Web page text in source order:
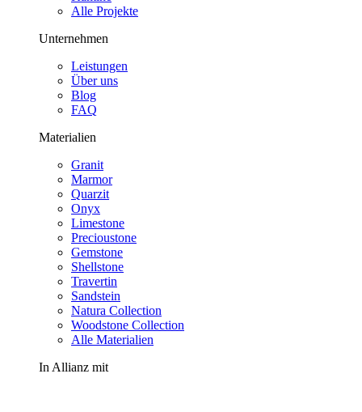
Alle Projekte
Unternehmen
Leistungen
Über uns
Blog
FAQ
Materialien
Granit
Marmor
Quarzit
Onyx
Limestone
Precioustone
Gemstone
Shellstone
Travertin
Sandstein
Natura Collection
Woodstone Collection
Alle Materialien
In Allianz mit